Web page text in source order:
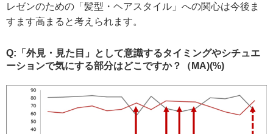
レゼンのための「髪型・ヘアスタイル」への関心は今後ま
すます高まると考えられます。
Q:「外見・見た目」として意識するタイミングやシチュエ
ーションで気にする部分はどこですか？（MA)(%)